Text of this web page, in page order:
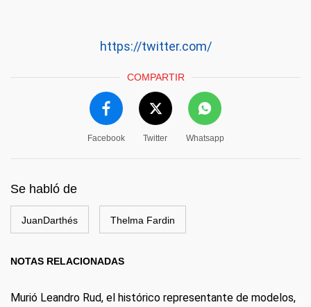
https://twitter.com/
COMPARTIR
Facebook Twitter Whatsapp
Se habló de
JuanDarthés Thelma Fardin
NOTAS RELACIONADAS
Murió Leandro Rud, el histórico representante de modelos,